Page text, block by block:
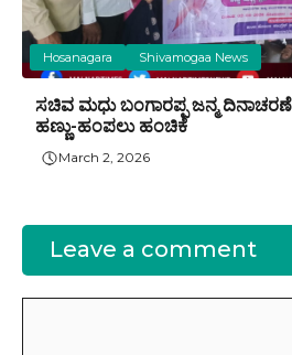
Hosanagara Shivamogaa News
ಸಚಿವ ಮಧು ಬಂಗಾರಪ್ಪ ಜನ್ಮ
ಹಣ್ಣು-ಹಂಪಲು ಹಂಚಿಕೆ
March 2, 2026
Leave a comment